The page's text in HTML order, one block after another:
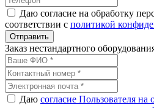
Даю согласие на обработку
соответствии с политикой
Заказ нестандартного
Даю согласие Пользователя